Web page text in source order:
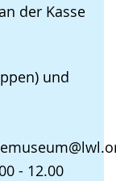
der Kasse
und
- 12.00